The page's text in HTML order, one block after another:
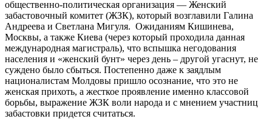
общественно-политическая организация — Женский
забастовочный комитет (ЖЗК), который возглавили Галина
Андреева и Светлана Мигуля. Ожиданиям Кишинева,
Москвы, а также Киева (через который проходила данная
международная магистраль), что вспышка негодования
населения и «женский бунт» через день – другой угаснут, не
суждено было сбыться. Постепенно даже к заядлым
националистам Молдовы пришло осознание, что это не
женская прихоть, а жесткое проявление именно классовой
борьбы, выражение ЖЗК воли народа и с мнением участниц
забастовки придется считаться.